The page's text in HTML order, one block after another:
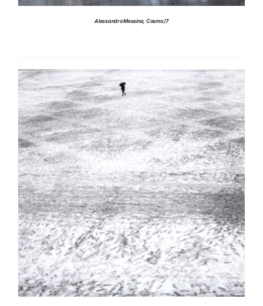
Alessandro Messina, Cosmo /7
DETTAGLI